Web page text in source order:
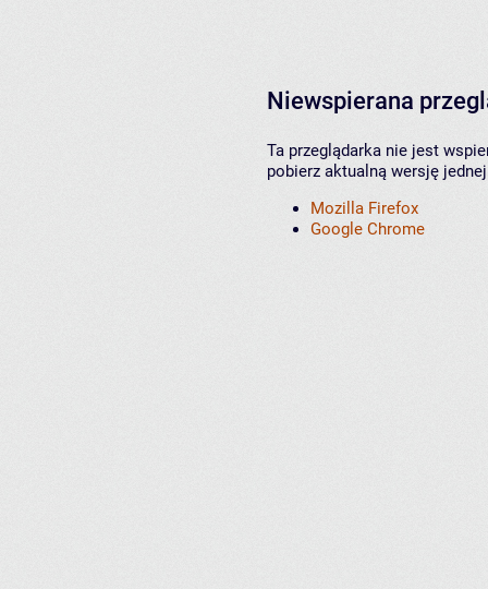
Niewspierana
Ta przeglądarka nie jest
pobierz aktualną wersję
Mozilla Firefox
Google Chrome